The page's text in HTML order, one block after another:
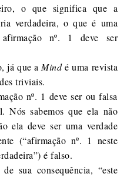
o que significa que a
verdadeira, o que é uma
nº. 1 deve ser
já que a Mindé uma revista
triviais.
nº. 1 deve ser ou falsa
Nós sabemos que ela não
ela deve ser uma verdade
(“afirmação nº. 1 neste
é falso.
sua consequência, “este